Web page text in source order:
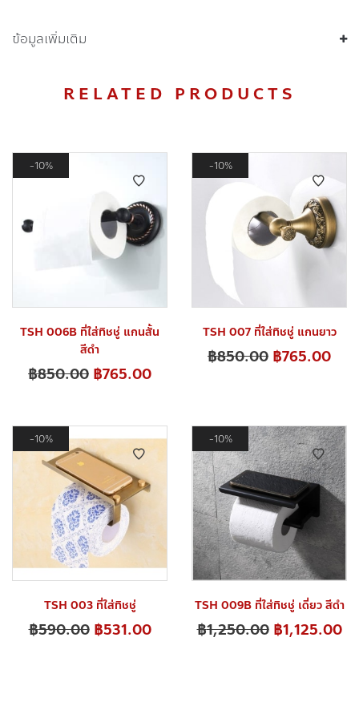
ข้อมูลเพิ่มเติม
RELATED PRODUCTS
10%
TSH 006B ที่ใส่ทิชชู่ แกนสั้น
สีดำ
฿850.00 ฿765.00
10%
TSH 007 ที่ใส่ทิชชู่ แกนยาว
฿850.00 ฿765.00
10%
TSH 003 ที่ใส่ทิชชู่
฿590.00 ฿531.00
10%
TSH 009B ที่ใส่ทิชชู่ เดี่ยว สีดำ
฿1,250.00 ฿1,125.00